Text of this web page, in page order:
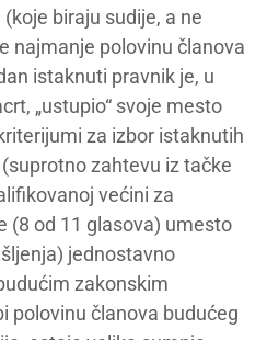
biraju sudije, a ne
najmanje polovinu članova
istaknuti pravnik je, u
„ustupio“ svoje mesto
za izbor istaknutih
zahtevu iz tačke
većini za
(8 od 11 glasova) umesto
jednostavno
zakonskim
polovinu članova budućeg